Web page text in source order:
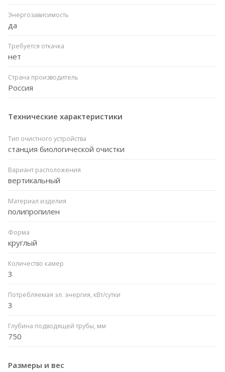
Энергозависимость
да
Требуется откачка
нет
Страна производитель
Россия
Технические характеристики
Тип очистного устройства
станция биологической очистки
Вариант расположения
вертикальный
Материал изделия
полипропилен
Форма
круглый
Количество камер
3
Потребляемая эл. энергия, кВт/сутки
3
Глубина подводящей трубы, мм
750
Размеры и вес